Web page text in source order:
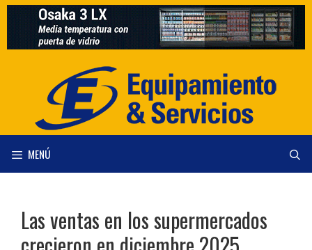
Saltar
contenido
MENÚ
Las ventas en los supermercados